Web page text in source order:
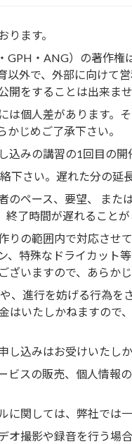
ます。
GPH・ANG）の著作
以外で、外部に向けて
開をすることは出来ま
は個人差があります。
かじめご了承下さい。
みの講習の1回目の開
下さい。遅れた分の延
のペース、要望、 また
終了時間が遅れること
りの範囲内で対応させ
、特殊なドライカット
ざいますので、あらか
、進行を妨げる行為を
はいたしかねますので
込みはお受けいたしか
ビスの販売、個人情報
関しては、弊社では一
オ撮影や録音を行う場